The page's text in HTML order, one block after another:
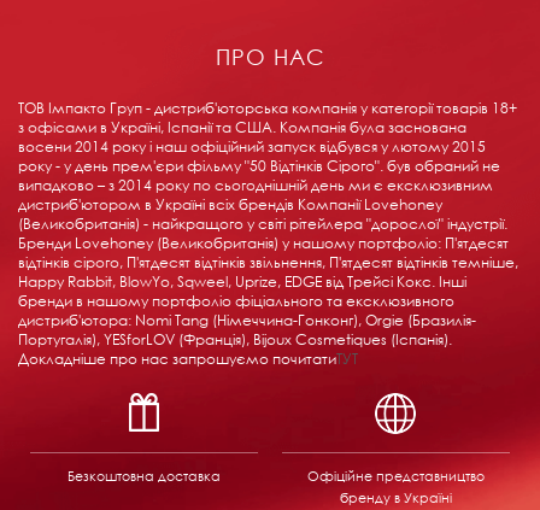
ПРО НАС
ТОВ Імпакто Груп - дистриб'юторська компанія у категорії товарів 18+ ​​
з офісами в Україні, Іспанії та США. Компанія була заснована
восени 2014 року і наш офіційний запуск відбувся у лютому 2015
року - у день прем'єри фільму "50 Відтінків Сірого". був обраний не
випадково – з 2014 року по сьогоднішній день ми є ексклюзивним
дистриб'ютором в Україні всіх брендів Компанії Lovehoney
(Великобританія) - найкращого у світі рітейлера "дорослої" індустрії.
Бренди Lovehoney (Великобританія) у нашому портфоліо: П'ятдесят
відтінків сірого, П'ятдесят відтінків звільнення, П'ятдесят відтінків темніше,
Happy Rabbit, BlowYo, Sqweel, Uprize, EDGE від Трейсі Кокс. Інші
бренди в нашому портфоліо фіціального та ексклюзивного
дистриб'ютора: Nomi Tang (Німеччина-Гонконг), Orgie (Бразилія-
Португалія), YESforLOV (Франція), Bijoux Cosmetiques (Іспанія).
Докладніше про нас запрошуємо почитатиТУТ
Безкоштовна доставка
Офіційне представництво
бренду в Україні